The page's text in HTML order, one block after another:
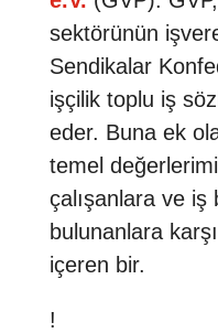
sektörünün
Sendikalar
işçilik toplu iş
eder. Buna ek
temel
çalışanlara ve iş
bulunanlara
içeren bir.
!